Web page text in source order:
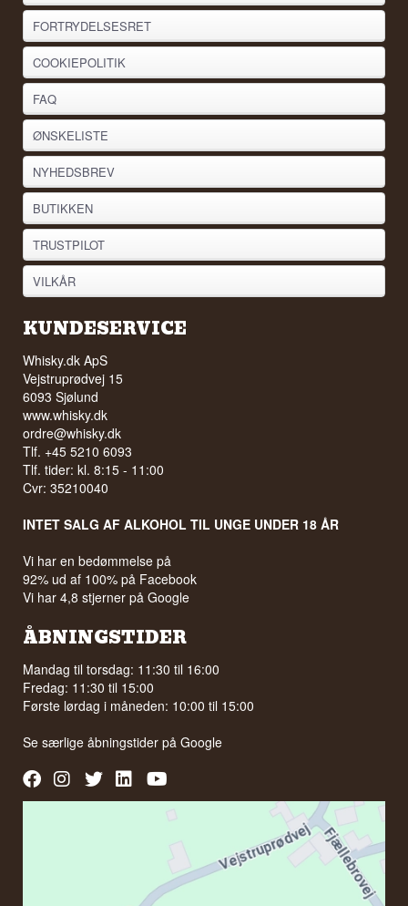
FORTRYDELSESRET
COOKIEPOLITIK
FAQ
ØNSKELISTE
NYHEDSBREV
BUTIKKEN
TRUSTPILOT
VILKÅR
KUNDESERVICE
Whisky.dk ApS
Vejstruprødvej 15
6093 Sjølund
www.whisky.dk
ordre@whisky.dk
Tlf. +45 5210 6093
Tlf. tider: kl. 8:15 - 11:00
Cvr: 35210040
INTET SALG AF ALKOHOL TIL UNGE UNDER 18 ÅR
Vi har en bedømmelse på
92% ud af 100% på Facebook
Vi har 4,8 stjerner på Google
ÅBNINGSTIDER
Mandag til torsdag: 11:30 til 16:00
Fredag: 11:30 til 15:00
Første lørdag i måneden: 10:00 til 15:00
Se særlige åbningstider påGoogle